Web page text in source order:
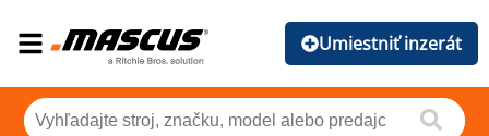
Umiestniť inzerát